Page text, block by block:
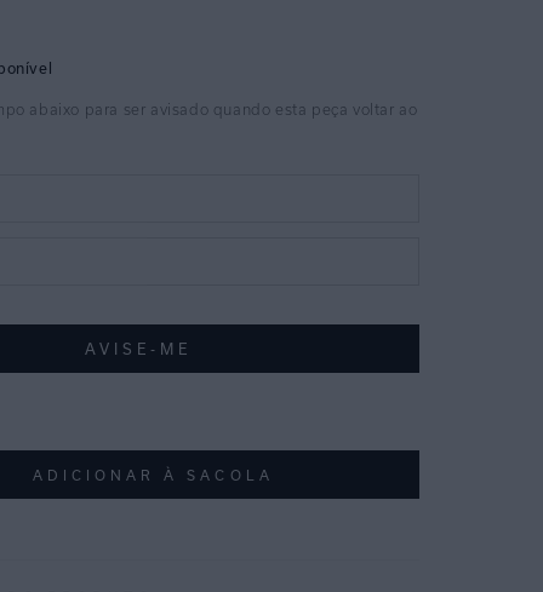
ADICIONAR À SACOLA